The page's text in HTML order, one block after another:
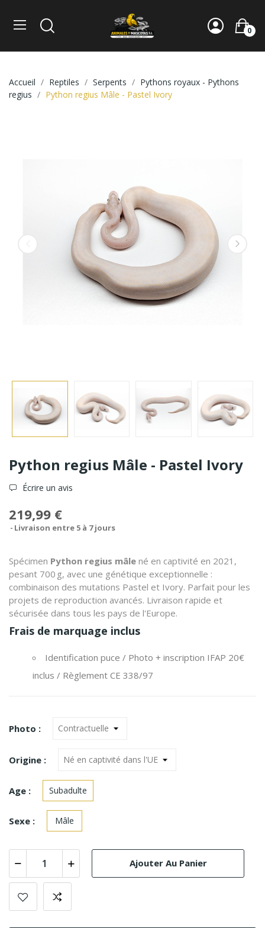
0
Accueil Reptiles Serpents
Pythons royaux - Pythons
regius
Python regius Mâle - Pastel Ivory
Python regius Mâle - Pastel Ivory
Écrire un avis
219,99 €
Livraison entre 5 à 7 jours
Spécimen Python regius mâle né en captivité en 2021,
pesant 700 g, avec une génétique exceptionnelle :
combinaison des mutations Pastel et Ivory. Parfait pour les
projets de reproduction avancés. Livraison rapide et
sécurisée dans tous les pays de l'Europe.
Frais de marquage inclus
Identification puce / Photo + inscription IFAP 20€
inclus / Règlement CE 338/97
Photo :
Origine :
Age : Subadulte
Sexe : Mâle
Ajouter Au Panier